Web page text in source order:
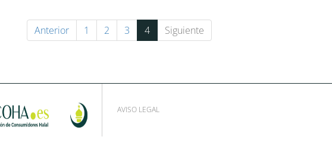
Anterior 1 2 3 4 Siguiente
AVISO LEGAL